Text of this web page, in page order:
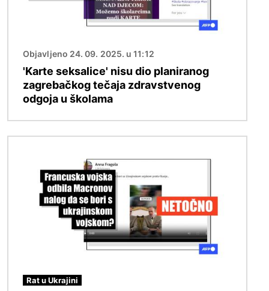
Objavljeno 24. 09. 2025. u 11:12
'Karte seksalice' nisu dio planiranog
zagrebačkog tečaja zdravstvenog
odgoja u školama
Rat u Ukrajini